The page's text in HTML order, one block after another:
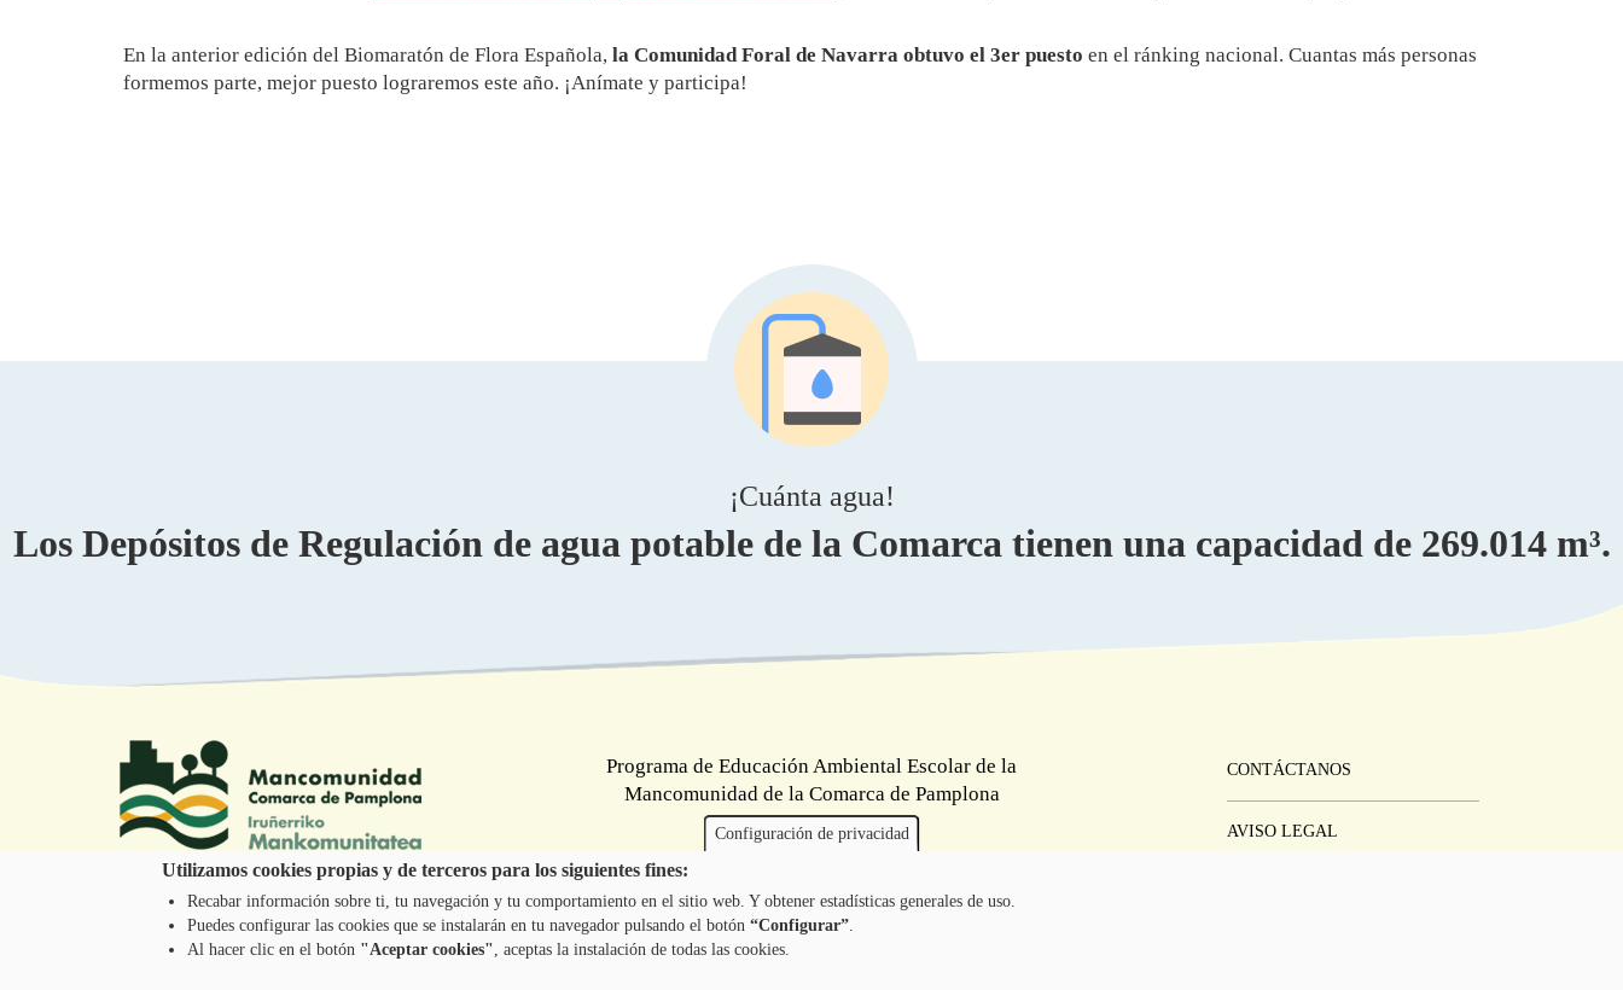
En la anterior edición del Biomaratón de Flora Española, la Comunidad Foral de Navarra obtuvo el 3er puesto en el ránking nacional. Cuantas más personas
formemos parte, mejor puesto lograremos este año. ¡Anímate y participa!
¡Cuánta agua!
Los Depósitos de Regulación de agua potable de la Comarca tienen una capacidad de 269.014 m³.
Tel.: 948 203 444
atencion@mancoeduca.com
Programa de Educación Ambiental Escolar de la
Mancomunidad de la Comarca de Pamplona
Pie
Menú
CONTÁCTANOS
AVISO LEGAL
Configuración de privacidad
Utilizamos cookies propias y de terceros para los siguientes fines:
Recabar información sobre ti, tu navegación y tu comportamiento en el sitio web. Y obtener estadísticas generales de uso.
Puedes configurar las cookies que se instalarán en tu navegador pulsando el botón“Configurar”.
Al hacer clic en el botón "Aceptar cookies", aceptas la instalación de todas las cookies.